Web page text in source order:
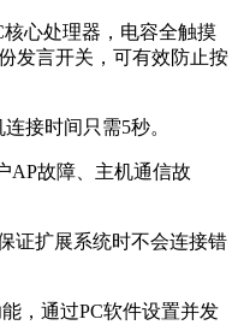
心处理器，电容全触摸
发言开关，可有效防止按
接时间只需5秒。
AP故障、主机通信故
证扩展系统时不会连接错
，通过PC软件设置并发